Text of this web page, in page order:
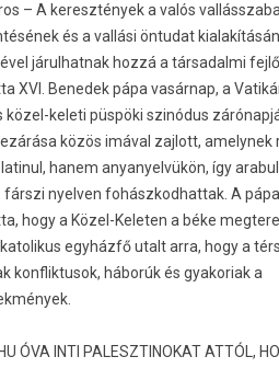
– A keresztények a valós
és a vallási öntudat
járul­hatnak hozzá a tár­sadal­mi
XVI. Be­nedek pápa vasárnap, a
közel-keleti püspöki szinódus
közös imával zaj­lott, amelynek
hanem an­yanyel­vükön, így
fárszi nyelv­en fohászkod­hattak. A
hogy a Közel-Keleten a béke
egyházfő utalt arra, hogy a
konflik­tusok, háborúk és gyakoriak a
ÓVA INTI PALESZTINOKAT ATTÓL,